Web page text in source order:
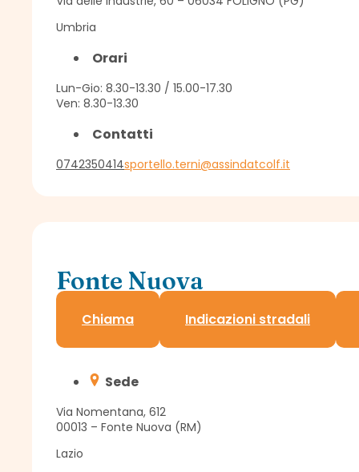
Umbria
Orari
Lun-Gio: 8.30-13.30 / 15.00-17.30
Ven: 8.30-13.30
Contatti
0742350414sportello.terni@assindatcolf.it
Fonte Nuova
Sportello Assindatcolf c/o Confagricoltura
Chiama Indicazioni stradali
Sede
Via Nomentana, 612
00013 – Fonte Nuova (RM)
Lazio